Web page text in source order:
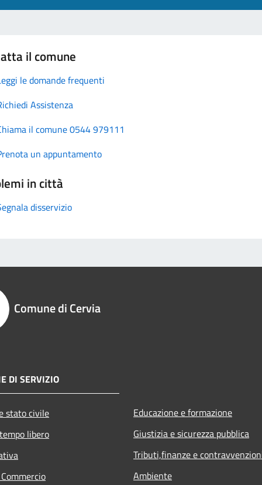
il comune
le domande frequenti
Assistenza
il comune 0544 979111
un appuntamento
in città
disservizio
Comune di Cervia
DI SERVIZIO
stato civile
libero
Educazione e formazione
Giustizia e sicurezza pubblica
Tributi,finanze e
Ambiente